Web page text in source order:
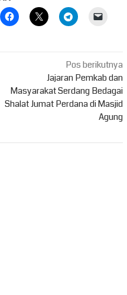
Pos berikutnya
Jajaran Pemkab dan
Masyarakat Serdang Bedagai
Shalat Jumat Perdana di Masjid
Agung